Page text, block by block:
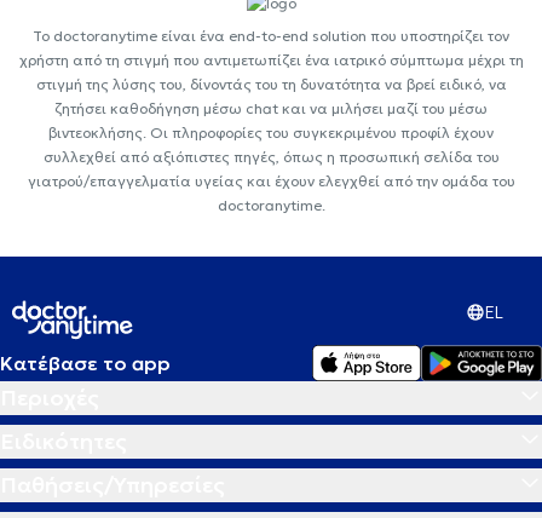
Το doctoranytime είναι ένα end-to-end solution που υποστηρίζει τον
χρήστη από τη στιγμή που αντιμετωπίζει ένα ιατρικό σύμπτωμα μέχρι τη
στιγμή της λύσης του, δίνοντάς του τη δυνατότητα να βρεί ειδικό, να
ζητήσει καθοδήγηση μέσω chat και να μιλήσει μαζί του μέσω
βιντεοκλήσης. Οι πληροφορίες του συγκεκριμένου προφίλ έχουν
συλλεχθεί από αξιόπιστες πηγές, όπως η προσωπική σελίδα του
γιατρού/επαγγελματία υγείας και έχουν ελεγχθεί από την ομάδα του
doctoranytime.
EL
Κατέβασε το app